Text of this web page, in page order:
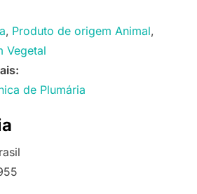
Produto de origem Animal
Vegetal
de Plumária